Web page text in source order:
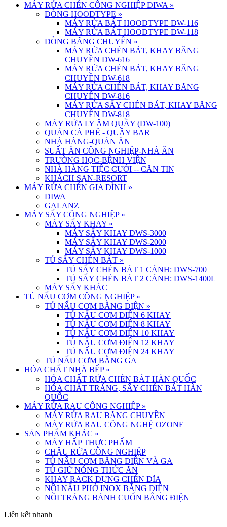
MÁY RỬA CHÉN CÔNG NGHIỆP DIWA »
DÒNG HOODTYPE »
MÁY RỬA BÁT HOODTYPE DW-116
MÁY RỬA BÁT HOODTYPE DW-118
DÒNG BĂNG CHUYỀN »
MÁY RỬA CHÉN BÁT, KHAY BĂNG
CHUYỀN DW-616
MÁY RỬA CHÉN BÁT, KHAY BĂNG
CHUYỀN DW-618
MÁY RỬA CHÉN BÁT, KHAY BĂNG
CHUYỀN DW-816
MÁY RỬA SẤY CHÉN BÁT, KHAY BĂNG
CHUYỀN DW-818
MÁY RỬA LY ÂM QUẦY (DW-100)
QUÁN CÀ PHÊ - QUẦY BAR
NHÀ HÀNG-QUÁN ĂN
SUẤT ĂN CÔNG NGHIỆP-NHÀ ĂN
TRƯỜNG HỌC-BỆNH VIỆN
NHÀ HÀNG TIỆC CƯỚI -- CĂN TIN
KHÁCH SẠN-RESORT
MÁY RỬA CHÉN GIA ĐÌNH »
DIWA
GALANZ
MÁY SẤY CÔNG NGHIỆP »
MÁY SẤY KHAY »
MÁY SẤY KHAY DWS-3000
MÁY SẤY KHAY DWS-2000
MÁY SẤY KHAY DWS-1000
TỦ SẤY CHÉN BÁT »
TỦ SẤY CHÉN BÁT 1 CÁNH: DWS-700
TỦ SẤY CHÉN BÁT 2 CÁNH: DWS-1400L
MÁY SẤY KHÁC
TỦ NẤU CƠM CÔNG NGHIỆP »
TỦ NẤU CƠM BẰNG ĐIỆN »
TỦ NẤU CƠM ĐIỆN 6 KHAY
TỦ NẤU CƠM ĐIỆN 8 KHAY
TỦ NẤU CƠM ĐIỆN 10 KHAY
TỦ NẤU CƠM ĐIỆN 12 KHAY
TỦ NẤU CƠM ĐIỆN 24 KHAY
TỦ NẤU CƠM BẰNG GA
HÓA CHẤT NHÀ BẾP »
HÓA CHẤT RỬA CHÉN BÁT HÀN QUỐC
HÓA CHẤT TRÁNG, SẤY CHÉN BÁT HÀN
QUỐC
MÁY RỬA RAU CÔNG NGHIỆP »
MÁY RỬA RAU BĂNG CHUYỀN
MÁY RỬA RAU CÔNG NGHỆ OZONE
SẢN PHẨM KHÁC »
MÁY HẤP THỰC PHẨM
CHẬU RỬA CÔNG NGHIỆP
TỦ NẤU CƠM BẰNG ĐIỆN VÀ GA
TỦ GIỮ NÓNG THỨC ĂN
KHAY RACK ĐỰNG CHÉN DĨA
NỒI NẤU PHỞ INOX BẰNG ĐIỆN
NỒI TRÁNG BÁNH CUỐN BẰNG ĐIỆN
Liên kết nhanh